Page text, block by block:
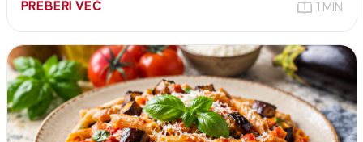
PREBERI VEČ 1 MIN